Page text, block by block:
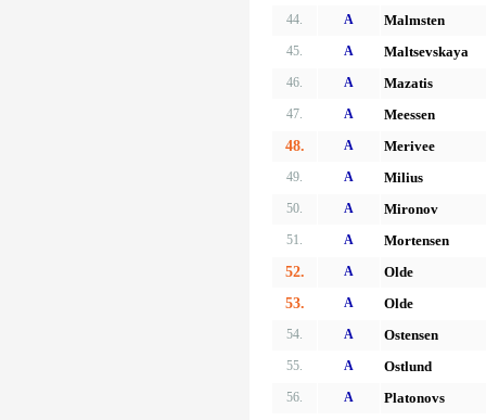
44. A Malmsten
45. A Maltsevskaya
46. A Mazatis
47. A
Meessen
48.
A Merivee
49. A Milius
50. A Mironov
51. A
Mortensen
52.
A
Olde
53.
A Olde
54. A Ostensen
55. A Ostlund
56. A Platonovs